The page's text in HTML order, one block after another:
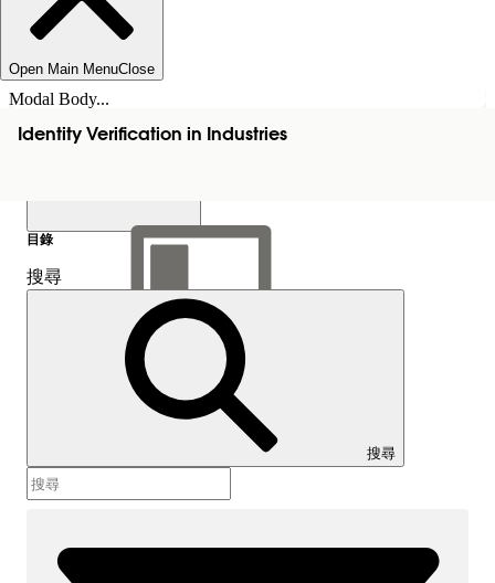
Open Main MenuClose
Modal Body...
Identity Verification in Industries
顯示目錄
目錄
搜尋
搜尋